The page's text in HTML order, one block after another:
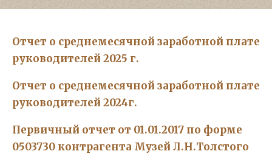
Отчет о среднемесячной заработной плате
руководителей 2025 г.
Отчет о среднемесячной заработной плате
руководителей 2024г.
Первичный отчет от 01.01.2017 по форме
0503730 контрагента Музей Л.Н.Толстого